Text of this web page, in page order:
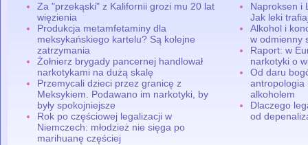
Za "przekąski" z Kalifornii grozi mu 20 lat
więzienia
Produkcja metamfetaminy dla
meksykańskiego kartelu? Są kolejne
zatrzymania
Żołnierz brygady pancernej handlował
narkotykami na dużą skalę
Przemycali dzieci przez granicę z
Meksykiem. Podawano im narkotyki, by
były spokojniejsze
Rok po częściowej legalizacji w
Niemczech: młodzież nie sięga po
marihuanę częściej
Naproksen i
Jak leki
Alkohol i
w odmienny
Raport: w
narkotyki o
Od daru
antropologia
alkoholem
Dlaczego
od